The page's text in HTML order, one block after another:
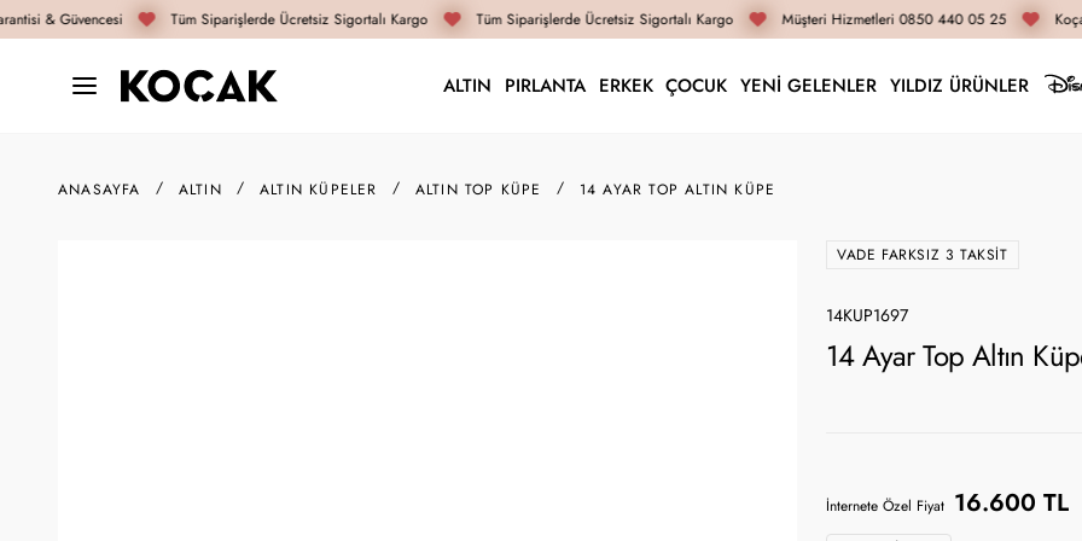
& Güvencesi Tüm Siparişlerde Ücretsiz Sigortalı Kargo Tüm Siparişlerde Ücretsiz Sigortalı Kargo Müşteri Hizmetleri 0850 440 05 25
ALTIN PIRLANTA ERKEK ÇOCUK YENİ GELENLER YILDIZ ÜRÜNLER
ANASAYFA ALTIN ALTIN KÜPELER ALTIN TOP KÜPE 14 AYAR TOP ALTIN KÜPE
VADE FARKSIZ 3 TAKSIT
14KUP1697
14 Ayar Top Altın
İnternete Özel Fiyat 16.600 TL